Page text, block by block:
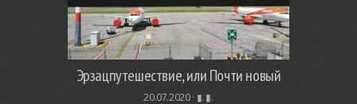
Эрзацпутешествие, или Почти новый
20.07.2020 · ▮. ▮.